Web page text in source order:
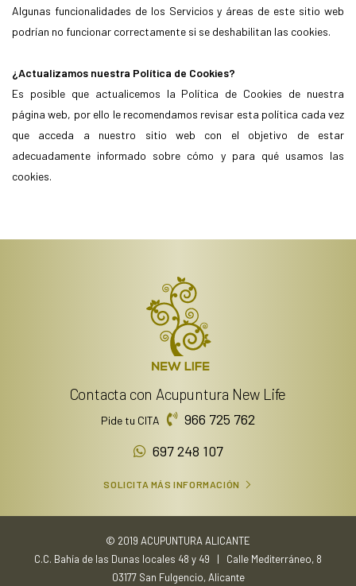
Algunas funcionalidades de los Servicios y áreas de este sitio web
podrían no funcionar correctamente si se deshabilitan las cookies.
¿Actualizamos nuestra Política de Cookies?
Es posible que actualicemos la Política de Cookies de nuestra
página web, por ello le recomendamos revisar esta política cada vez
que acceda a nuestro sitio web con el objetivo de estar
adecuadamente informado sobre cómo y para qué usamos las
cookies.
Contacta con Acupuntura New Life
Pide tu CITA
966 725 762
697 248 107
SOLICITA MÁS INFORMACIÓN
© 2019 ACUPUNTURA ALICANTE
C.C. Bahía de las Dunas locales 48 y 49 | Calle Mediterráneo, 8
03177 San Fulgencio, Alicante